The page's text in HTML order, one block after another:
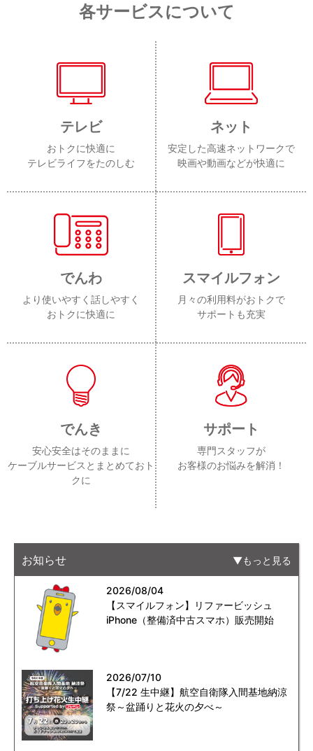
各サービスについて
テレビ
おトクに快適に
テレビライフをたのしむ
ネット
安定した高速ネットワークで
映画や動画などが快適に
でんわ
より使いやすく話しやすく
おトクに快適に
スマイルフォン
月々の利用料がおトクで
サポートも充実
でんき
安心安全はそのままに
ケーブルサービスとまとめておト
クに
サポート
専門スタッフが
お客様のお悩みを解消！
お知らせ もっと見る
2026/08/04
【スマイルフォン】リファービッシュ
iPhone（整備済中古スマホ）販売開始
2026/07/10
【7/22 生中継】航空自衛隊入間基地納涼
祭～盆踊りと花火の夕べ～